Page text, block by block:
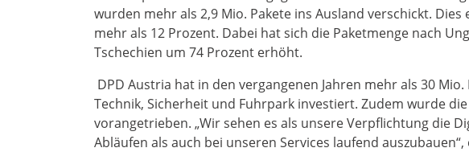
wurden mehr als 2,9 Mio. Pakete ins Ausland verschickt.
mehr als 12 Prozent. Dabei hat sich die Paketmenge nach
Tschechien um 74 Prozent erhöht.
DPD Austria hat in den vergangenen Jahren mehr als 30
Technik, Sicherheit und Fuhrpark investiert. Zudem wurde
vorangetrieben. „Wir sehen es als unsere Verpflichtung die
Abläufen als auch bei unseren Services laufend